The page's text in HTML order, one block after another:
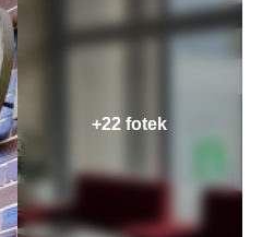
+22 fotek